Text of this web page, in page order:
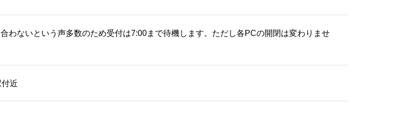
ないという声多数のため受付は7:00まで待機します。ただし各PCの開閉は変わりませ
近